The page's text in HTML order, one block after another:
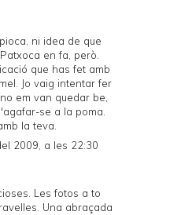
ni idea de que
en fa, però.
que has fet amb
Jo vaig intentar fer
em van quedar be,
se a la poma.
la teva.
2009, a les 22:30
Les fotos a to
Una abraçada